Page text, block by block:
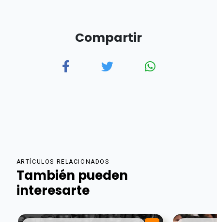
Compartir
ARTÍCULOS RELACIONADOS
También pueden
interesarte